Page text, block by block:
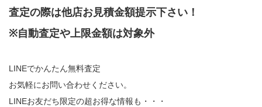
査定の際は他店お見積金額提示下さい！
※自動査定や上限金額は対象外
LINEでかんたん無料査定
お気軽にお問い合わせください。
LINEお友だち限定の超お得な情報も・・・